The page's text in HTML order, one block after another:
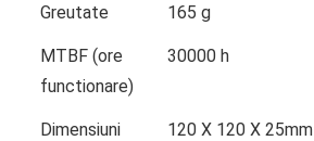
Greutate 165 g
MTBF (ore
functionare)
30000 h
Dimensiuni 120 X 120 X 25mm